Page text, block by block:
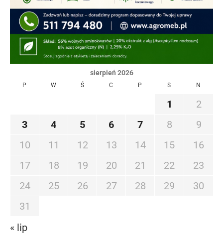
sierpień 2026
P W Ś C P S N
1
2
3
4 5 6 7 8
9
10
11 12 13 14 15
16
17
18 19 20 21 22
23
24
25 26 27 28 29
30
31
« lip